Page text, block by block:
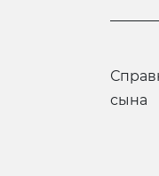
Справка составлена по воспоминаниям Владимира Анатольевича Горяева,
сына